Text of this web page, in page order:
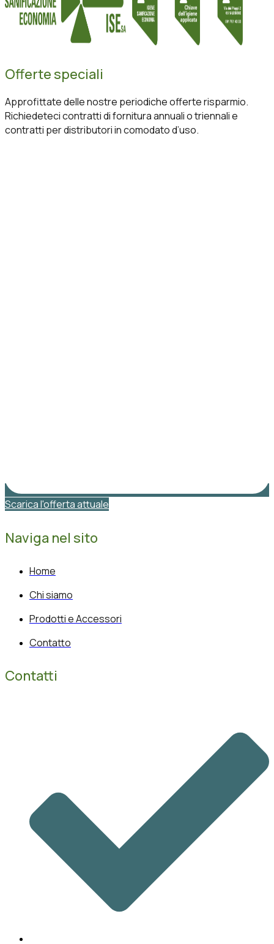
Offerte speciali
Approfittate delle nostre periodiche offerte risparmio.
Richiedeteci contratti di fornitura annuali o triennali e
contratti per distributori in comodato d’uso.
Scarica l'offerta attuale
Naviga nel sito
Home
Chi siamo
Prodotti e Accessori
Contatto
Contatti